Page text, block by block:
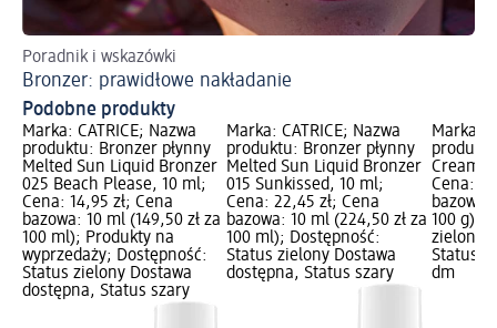
Poradnik i wskazówki
Bronzer: prawidłowe nakładanie
Podobne produkty
Marka: CATRICE; Nazwa
produktu: Bronzer płynny
Melted Sun Liquid Bronzer
025 Beach Please, 10 ml;
Cena: 14,95 zł; Cena
bazowa: 10 ml (149,50 zł za
100 ml); Produkty na
wyprzedaży; Dostępność:
Status zielony Dostawa
dostępna, Status szary
Marka: CATRICE; Nazwa
produktu: Bronzer płynny
Melted Sun Liquid Bronzer
015 Sunkissed, 10 ml;
Cena: 22,45 zł; Cena
bazowa: 10 ml (224,50 zł za
100 ml); Dostępność:
Status zielony Dostawa
dostępna, Status szary
Marka:
Cream
Cena:
bazowa:
100 g);
zielony
Status
dm